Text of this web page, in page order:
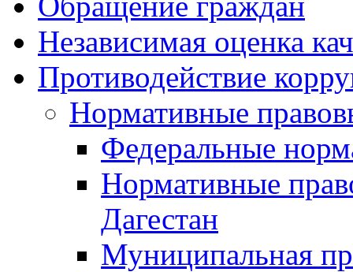
Независимая оценка
Противодействие
Нормативные
Федеральные
Нормативные
Дагестан
Муниципальная